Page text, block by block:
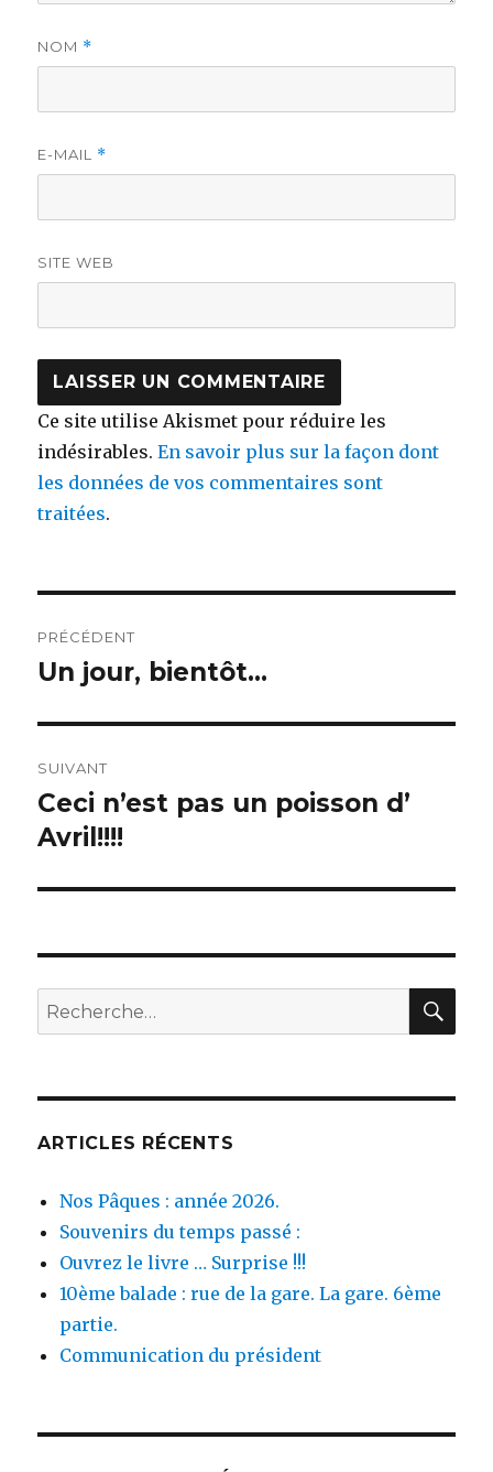
NOM *
E-MAIL *
SITE WEB
Ce site utilise Akismet pour réduire les
indésirables.En savoir plus sur la façon dont
les données de vos commentaires sont
traitées.
de
PRÉCÉDENT
Publication
Un jour, bientôt…
SUIVANT
Publication
suivante :
Ceci n’est pas un poisson d’
Avril!!!!
Recherche
pour :
ARTICLES RÉCENTS
Nos Pâques : année 2026.
Souvenirs du temps passé :
Ouvrez le livre … Surprise !!!
10ème balade : rue de la gare. La gare. 6ème
partie.
Communication du président